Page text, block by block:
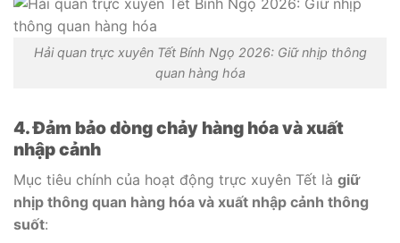
Hải quan trực xuyên Tết Bính Ngọ 2026: Giữ nhịp thông
quan hàng hóa
4. Đảm bảo dòng chảy hàng hóa và xuất
nhập cảnh
Mục tiêu chính của hoạt động trực xuyên Tết là giữ
nhịp thông quan hàng hóa và xuất nhập cảnh thông
suốt: